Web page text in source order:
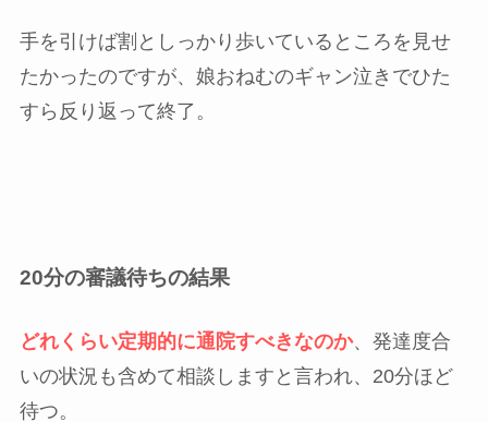
手を引けば割としっかり歩いているところを見せ
たかったのですが、娘おねむのギャン泣きでひた
すら反り返って終了。
20分の審議待ちの結果
どれくらい定期的に通院すべきなのか、発達度合
いの状況も含めて相談しますと言われ、20分ほど
待つ。